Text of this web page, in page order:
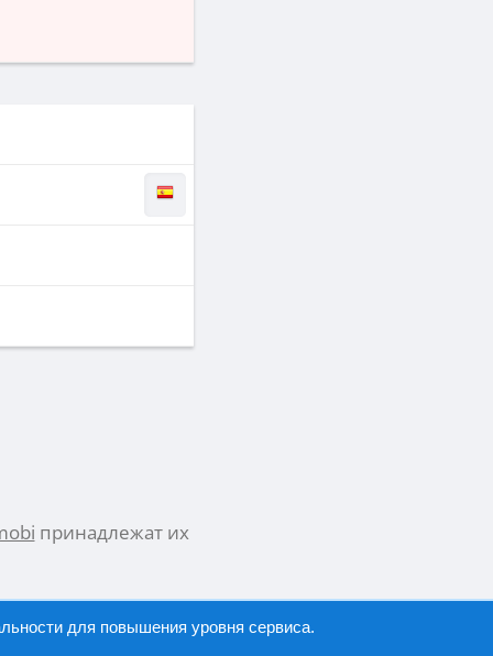
принадлежат их
для повышения уровня сервиса.